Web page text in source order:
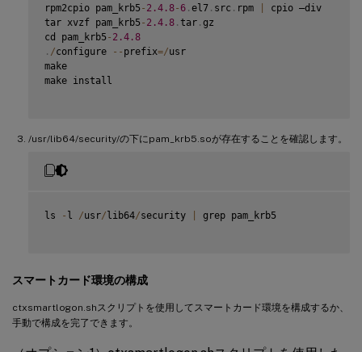
rpm2cpio pam_krb5 - 2.4 .8-6 . el7 . src . rpm
cpio –div
tar xvzf pam_krb5 - 2.4 .8 . tar . gz
cd pam_krb5 - 2.4 .8
. /configure -- prefix=/usr
make
make install
/usr/lib64/security/の下にpam_krb5.soが存在することを確認します。
ls - l /usr/lib64/security grep pam_krb5
スマートカード環境の構成
ctxsmartlogon.shスクリプトを使用してスマートカード環境を構成するか、
手動で構成を完了できます。